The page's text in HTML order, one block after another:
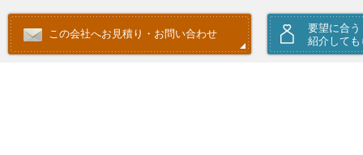
この会社へお見積り・お問い合わせ
要望に合
紹介しても